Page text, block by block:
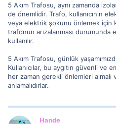
5 Akım Trafosu, aynı zamanda
de önemlidir. Trafo, kullanıcının
veya elektrik şokunu önlemek için
trafonun arızalanması durumunda
kullanılır.
5 Akım Trafosu, günlük
Kullanıcılar, bu aygıtın güvenli ve
her zaman gerekli önlemleri
anlamalıdırlar.
Hande